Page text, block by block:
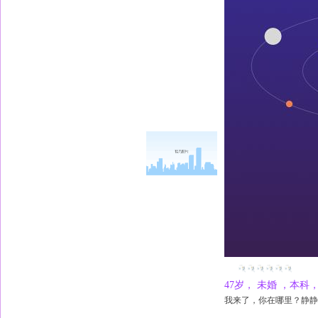
47岁， 未婚 ，本科
我来了，你在哪里？静